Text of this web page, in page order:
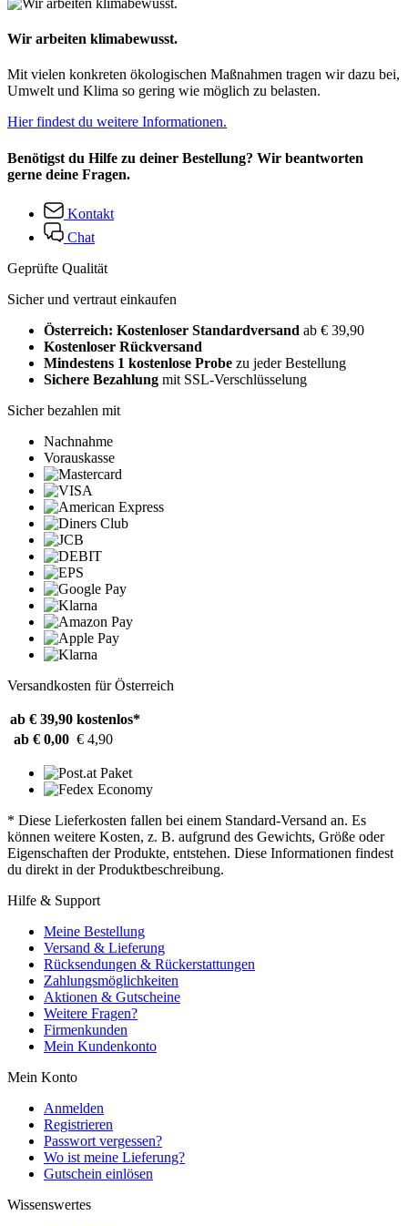
Wir arbeiten klimabewusst.
Mit vielen konkreten ökologischen Maßnahmen tragen wir dazu bei,
Umwelt und Klima so gering wie möglich zu belasten.
Hier findest du weitere Informationen.
Benötigst du Hilfe zu deiner Bestellung? Wir beantworten
gerne deine Fragen.
Kontakt
Chat
Geprüfte Qualität
Sicher und vertraut einkaufen
Österreich: Kostenloser Standardversand ab € 39,90
Kostenloser Rückversand
Mindestens 1 kostenlose Probe zu jeder Bestellung
Sichere Bezahlung mit SSL-Verschlüsselung
Sicher bezahlen mit
Nachnahme
Vorauskasse
Versandkosten für Österreich
ab € 39,90 kostenlos*
ab € 0,00 € 4,90
* Diese Lieferkosten fallen bei einem Standard-Versand an. Es
können weitere Kosten, z. B. aufgrund des Gewichts, Größe oder
Eigenschaften der Produkte, entstehen. Diese Informationen findest
du direkt in der Produktbeschreibung.
Hilfe & Support
Meine Bestellung
Versand & Lieferung
Rücksendungen & Rückerstattungen
Zahlungsmöglichkeiten
Aktionen & Gutscheine
Weitere Fragen?
Firmenkunden
Mein Kundenkonto
Mein Konto
Anmelden
Registrieren
Passwort vergessen?
Wo ist meine Lieferung?
Gutschein einlösen
Wissenswertes